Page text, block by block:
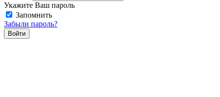
Укажите Ваш пароль
Запомнить
Забыли пароль?